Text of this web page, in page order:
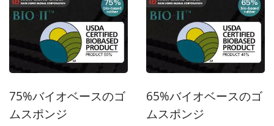
のある表面を実現するため
にクロロプレンゴムスポン
ジに施される表面処理プロ
セスです。このシリーズに
用のいくつかのモデルがあ
ります。
フォームで、
Biopreferred(r)プログラム
の下で提供されていま
す。...
75%バイオベースのゴ
ムスポンジ
65%バイオベースのゴ
ムスポンジ